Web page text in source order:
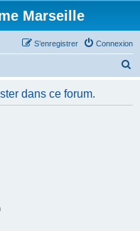
Marseille
Connexion
S’enregistrer
dans ce forum.